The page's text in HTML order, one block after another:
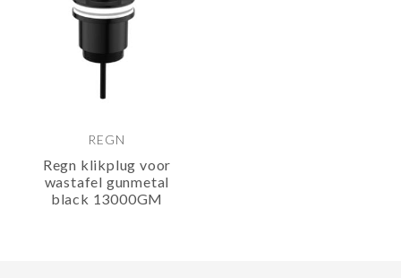
REGN
Regn klikplug voor
wastafel gunmetal
black 13000GM